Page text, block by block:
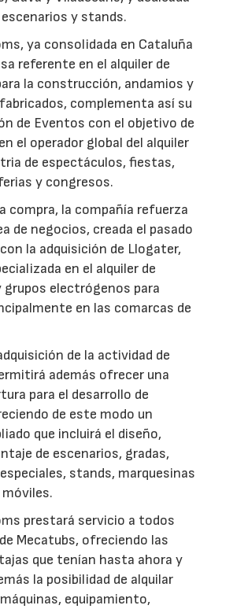
escenarios y stands.
ya consolidada en Cataluña
referente en el alquiler de
la construcción, andamios y
complementa así su
de Eventos con el objetivo de
el operador global del alquiler
de espectáculos, fiestas,
y congresos.
compra, la compañía refuerza
de negocios, creada el pasado
la adquisición de Llogater,
en el alquiler de
grupos electrógenos para
en las comarcas de
de la actividad de
además ofrecer una
para el desarrollo de
de este modo un
que incluirá el diseño,
de escenarios, gradas,
stands, marquesinas
prestará servicio a todos
Mecatubs, ofreciendo las
que tenían hasta ahora y
la posibilidad de alquilar
equipamiento,